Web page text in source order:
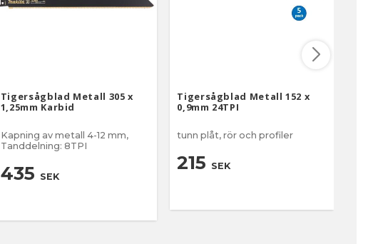
Tigersågblad Metall 305 x
1,25mm Karbid
Kapning av metall 4-12 mm,
Tanddelning: 8TPI
435 SEK
Tigersågblad Metall 152 x
0,9mm 24TPI
tunn plåt, rör och profiler
215 SEK